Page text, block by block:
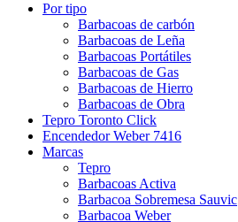
Por tipo
Barbacoas de carbón
Barbacoas de Leña
Barbacoas Portátiles
Barbacoas de Gas
Barbacoas de Hierro
Barbacoas de Obra
Tepro Toronto Click
Encendedor Weber 7416
Marcas
Tepro
Barbacoas Activa
Barbacoa Sobremesa Sauvic
Barbacoa Weber